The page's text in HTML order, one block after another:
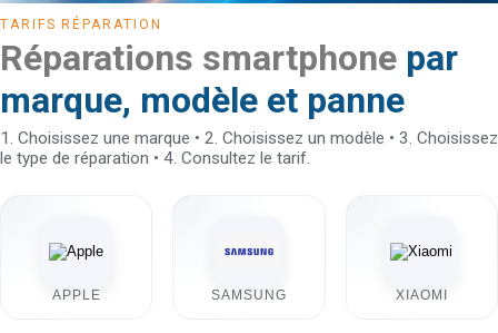
TARIFS RÉPARATION
Réparations smartphone par
marque, modèle et panne
1. Choisissez une marque • 2. Choisissez un modèle • 3. Choisissez
le type de réparation • 4. Consultez le tarif.
APPLE SAMSUNG XIAOMI